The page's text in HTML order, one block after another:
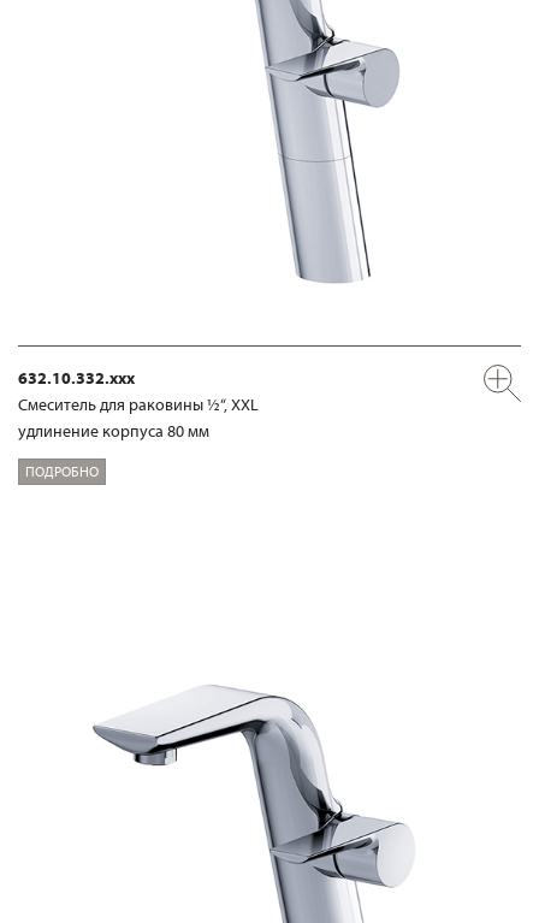
632.10.332.xxx
Смеситель для раковины ½“, XXL
удлинение корпуса 80 мм
ПОДРОБНО